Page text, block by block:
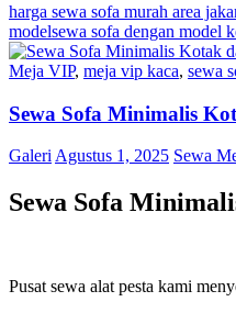
harga sewa sofa murah area
modelsewa sofa dengan model
Meja VIP, meja vip kaca, sewa
Sewa Sofa Minimalis
Galeri Agustus 1, 2025 Sewa
Sewa Sofa
Pusat sewa alat pesta kami